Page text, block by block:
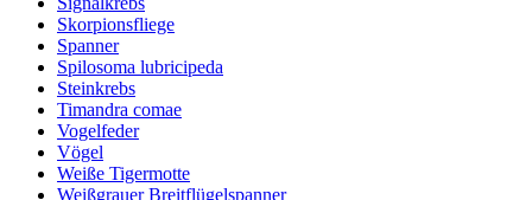
Skorpionsfliege
Spanner
Spilosoma lubricipeda
Steinkrebs
Timandra comae
Vogelfeder
Vögel
Weiße Tigermotte
Weißgrauer Breitflügelspanner